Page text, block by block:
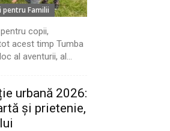
pentru Familii
copii,
acest timp Tumba
al aventurii, al...
urbană 2026:
și prietenie,